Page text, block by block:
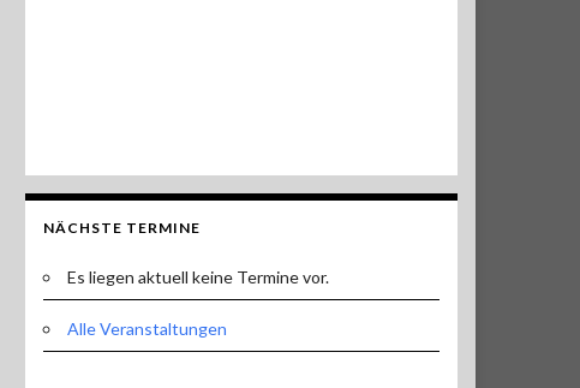
NÄCHSTE TERMINE
Es liegen aktuell keine Termine vor.
Alle Veranstaltungen